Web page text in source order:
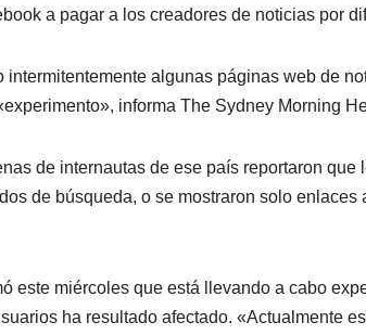
a pagar a los creadores de noticias por
algunas páginas web de
informa The Sydney Morning
de internautas de ese país reportaron
de búsqueda, o se mostraron solo
este miércoles que está llevando a cabo
ha resultado afectado. «Actualmente